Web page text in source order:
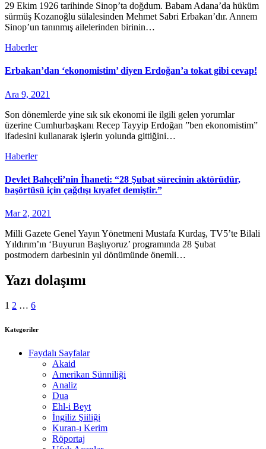
29 Ekim 1926 tarihinde Sinop’ta doğdum. Babam Adana’da hüküm
sürmüş Kozanoğlu sülalesinden Mehmet Sabri Erbakan’dır. Annem
Sinop’un tanınmış ailelerinden birinin…
Haberler
Erbakan’dan ‘ekonomistim’ diyen Erdoğan’a tokat gibi cevap!
Ara 9, 2021
Son dönemlerde yine sık sık ekonomi ile ilgili gelen yorumlar
üzerine Cumhurbaşkanı Recep Tayyip Erdoğan ”ben ekonomistim”
ifadesini kullanarak işlerin yolunda gittiğini…
Haberler
Devlet Bahçeli’nin İhaneti: “28 Şubat sürecinin aktörüdür,
başörtüsü için çağdışı kıyafet demiştir.”
Mar 2, 2021
Milli Gazete Genel Yayın Yönetmeni Mustafa Kurdaş, TV5’te Bilali
Yıldırım’ın ‘Buyurun Başlıyoruz’ programında 28 Şubat
postmodern darbesinin yıl dönümünde önemli…
Yazı dolaşımı
1 2 … 6
Kategoriler
Faydalı Sayfalar
Akaid
Amerikan Sünniliği
Analiz
Dua
Ehl-i Beyt
İngiliz Şiiliği
Kuran-ı Kerim
Röportaj